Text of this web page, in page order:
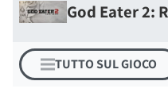
God Eater 2:
TUTTO SUL GIOCO